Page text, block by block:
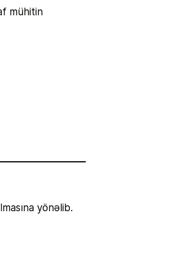
mühitin
yönəlib.